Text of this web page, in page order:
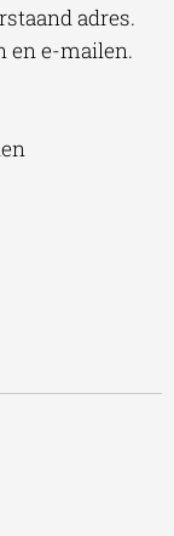
adres.
en e-mailen.